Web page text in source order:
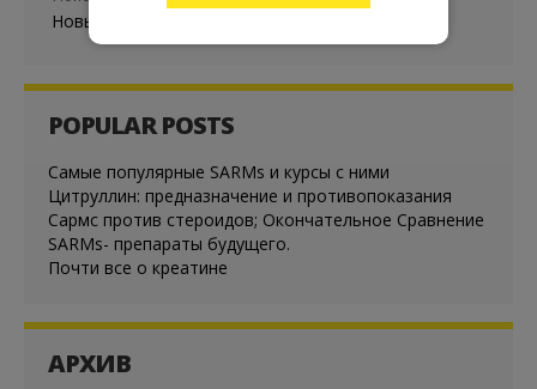
Новый Animal Pak Updated Formula
POPULAR POSTS
Cамые популярные SARMs и курсы с ними
Цитруллин: предназначение и противопоказания
Сармс против стероидов; Окончательное Сравнение
SARMs- препараты будущего.
Почти все о креатине
АРХИВ